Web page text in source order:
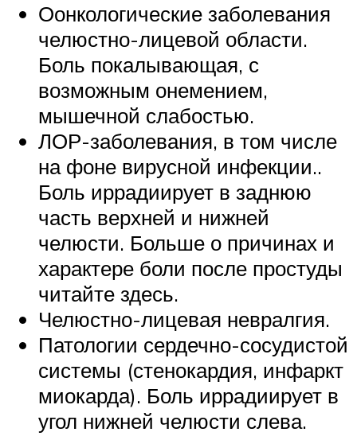
Оонкологические заболевания
челюстно-лицевой области.
Боль покалывающая, с
возможным онемением,
мышечной слабостью.
ЛОР-заболевания, в том числе
на фоне вирусной инфекции..
Боль иррадиирует в заднюю
часть верхней и нижней
челюсти. Больше о причинах и
характере боли после простуды
читайте здесь.
Челюстно-лицевая невралгия.
Патологии сердечно-сосудистой
системы (стенокардия, инфаркт
миокарда). Боль иррадиирует в
угол нижней челюсти слева.